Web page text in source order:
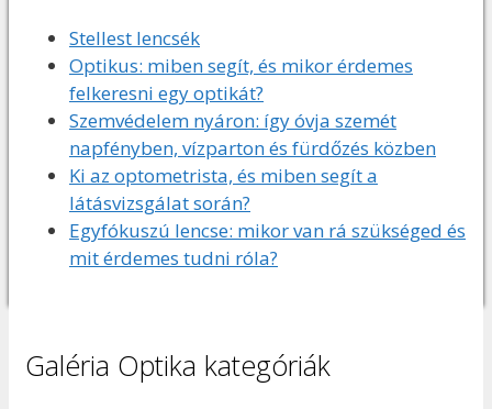
Stellest lencsék
Optikus: miben segít, és mikor érdemes
felkeresni egy optikát?
Szemvédelem nyáron: így óvja szemét
napfényben, vízparton és fürdőzés közben
Ki az optometrista, és miben segít a
látásvizsgálat során?
Egyfókuszú lencse: mikor van rá szükséged és
mit érdemes tudni róla?
Galéria Optika kategóriák